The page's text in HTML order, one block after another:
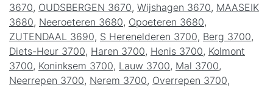
3670, OUDSBERGEN 3670, Wijshagen 3670, MAASEIK
3680, Neeroeteren 3680, Opoeteren 3680,
ZUTENDAAL 3690, S Herenelderen 3700, Berg 3700,
Diets-Heur 3700, Haren 3700, Henis 3700, Kolmont
3700, Koninksem 3700, Lauw 3700, Mal 3700,
Neerrepen 3700, Nerem 3700, Overrepen 3700,